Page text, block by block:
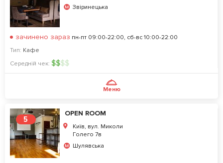
Звіринецька
зачинено зараз пн-пт 09:00-22:00, сб-вс 10:00-22:00
Тип: Кафе
Середній чек: $$$$
Меню
5
OPEN ROOM
Київ, вул. Миколи
Голего 7в
Шулявська